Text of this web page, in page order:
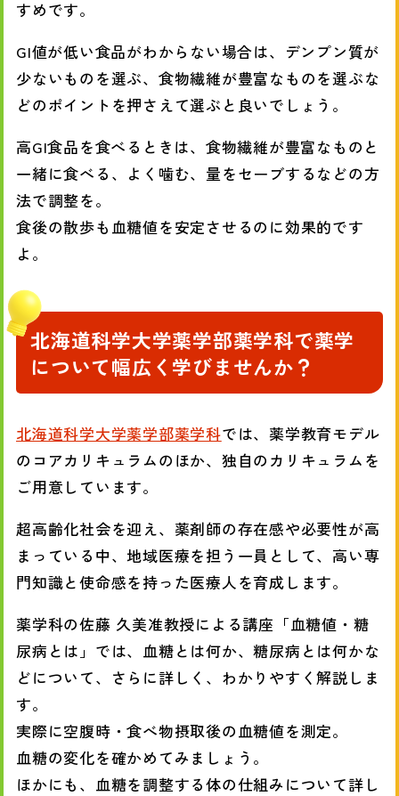
すめです。
GI値が低い食品がわからない場合は、デンプン質が
少ないものを選ぶ、食物繊維が豊富なものを選ぶな
どのポイントを押さえて選ぶと良いでしょう。
高GI食品を食べるときは、食物繊維が豊富なものと
一緒に食べる、よく噛む、量をセーブするなどの方
法で調整を。
食後の散歩も血糖値を安定させるのに効果的です
よ。
北海道科学大学薬学部薬学科で薬学
について幅広く学びませんか？
北海道科学大学薬学部薬学科では、薬学教育モデル
のコアカリキュラムのほか、独自のカリキュラムを
ご用意しています。
超高齢化社会を迎え、薬剤師の存在感や必要性が高
まっている中、地域医療を担う一員として、高い専
門知識と使命感を持った医療人を育成します。
薬学科の佐藤 久美准教授による講座「血糖値・糖
尿病とは」では、血糖とは何か、糖尿病とは何かな
どについて、さらに詳しく、わかりやすく解説しま
す。
実際に空腹時・食べ物摂取後の血糖値を測定。
血糖の変化を確かめてみましょう。
ほかにも、血糖を調整する体の仕組みについて詳し